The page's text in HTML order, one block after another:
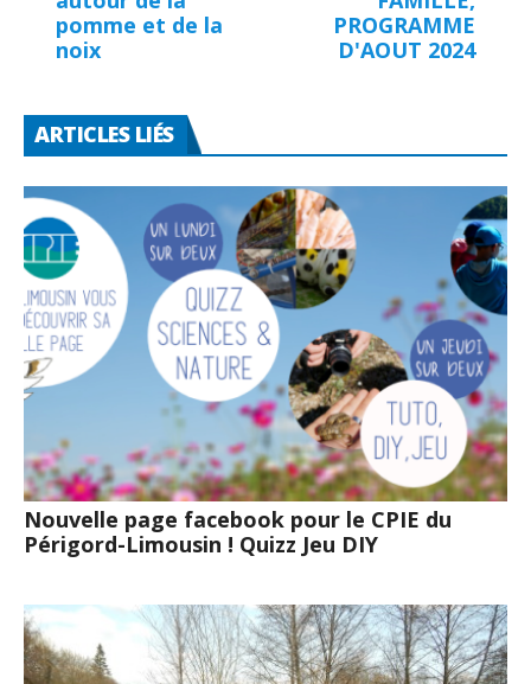
pomme et de la
noix
PROGRAMME
D'AOUT 2024
ARTICLES LIÉS
Nouvelle page facebook pour le CPIE du
Périgord-Limousin ! Quizz Jeu DIY